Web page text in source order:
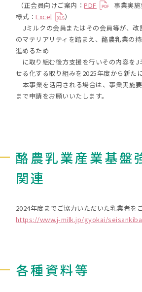
（正会員向けご案内：PDF 事業実施
様式：Excel
）
Jミルクの会員またはその会員等が、改
のマテリアリティを踏まえ、酪農乳業の
進めるため
に取り組む後方支援を行いその内容をJ
せる化する取り組みを2025年度から新た
本事業を活用される場合は、事業実施
まで申請をお願いいたします。
酪農乳業産業基盤
関連
2024年度までご協力いただいた乳業者を
https://www.j-milk.jp/gyokai/
各種資料等